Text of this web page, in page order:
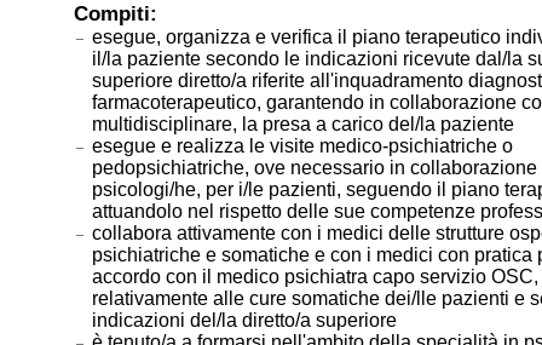
Compiti:
esegue, organizza e verifica il piano terapeutico
il/la paziente secondo le indicazioni ricevute dal/la
superiore diretto/a riferite all'inquadramento
farmacoterapeutico, garantendo in collaborazione
multidisciplinare, la presa a carico del/la paziente
esegue e realizza le visite medico-psichiatriche o
pedopsichiatriche, ove necessario in
psicologi/he, per i/le pazienti, seguendo il piano
attuandolo nel rispetto delle sue competenze
collabora attivamente con i medici delle strutture
psichiatriche e somatiche e con i medici con pratica
accordo con il medico psichiatra capo servizio OSC,
relativamente alle cure somatiche dei/lle pazienti e
indicazioni del/la diretto/a superiore